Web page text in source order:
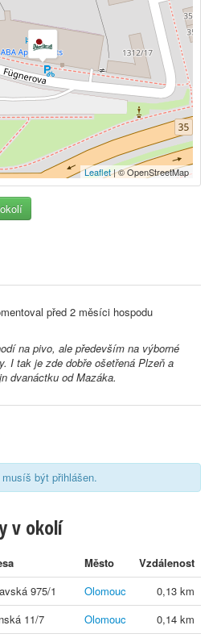
Leaflet| © OpenStreetMap
před 2 měsíci hospodu
na pivo, ale především na výborné
I tak je zde dobře ošetřená Plzeň a
dvanáctku od Mazáka.
být přihlášen.
v okolí
Město
Vzdálenost
975/1 Olomouc
0,13 km
11/7 Olomouc
0,14 km